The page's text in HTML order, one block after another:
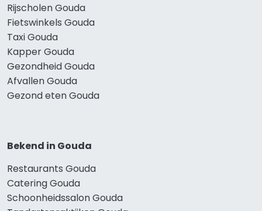
Rijscholen Gouda
Fietswinkels Gouda
Taxi Gouda
Kapper Gouda
Gezondheid Gouda
Afvallen Gouda
Gezond eten Gouda
Bekend in Gouda
Restaurants Gouda
Catering Gouda
Schoonheidssalon Gouda